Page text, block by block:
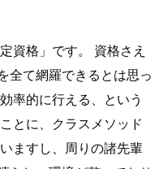
資格」です。 資格さえ
全て網羅できるとは思っ
率的に行える、という
とに、クラスメソッド
ますし、周りの諸先輩